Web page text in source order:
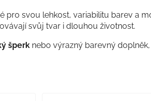
pro svou lehkost, variabilitu barev a
svůj tvar i dlouhou životnost.
šperk nebo výrazný barevný doplněk,